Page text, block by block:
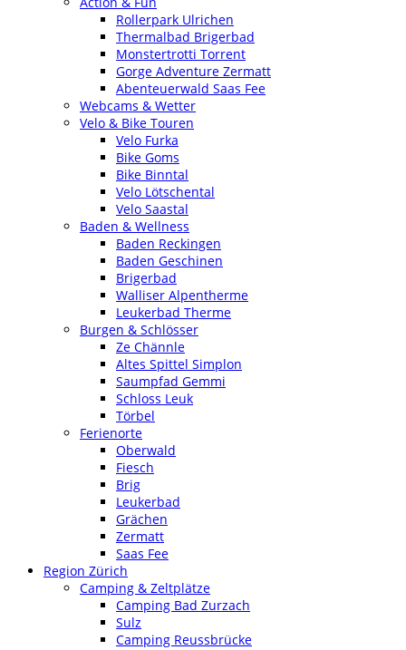
Rollerpark Ulrichen
Thermalbad Brigerbad
Monstertrotti Torrent
Gorge Adventure Zermatt
Abenteuerwald Saas Fee
Webcams & Wetter
Velo & Bike Touren
Velo Furka
Bike Goms
Bike Binntal
Velo Lötschental
Velo Saastal
Baden & Wellness
Baden Reckingen
Baden Geschinen
Brigerbad
Walliser Alpentherme
Leukerbad Therme
Burgen & Schlösser
Ze Chännle
Altes Spittel Simplon
Saumpfad Gemmi
Schloss Leuk
Törbel
Ferienorte
Oberwald
Fiesch
Brig
Leukerbad
Grächen
Zermatt
Saas Fee
Region Zürich
Camping & Zeltplätze
Camping Bad Zurzach
Sulz
Camping Reussbrücke